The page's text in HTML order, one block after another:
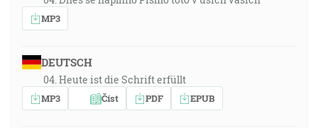
MP3
DEUTSCH
04. Heute ist die Schrift erfüllt
MP3 Číst PDF EPUB